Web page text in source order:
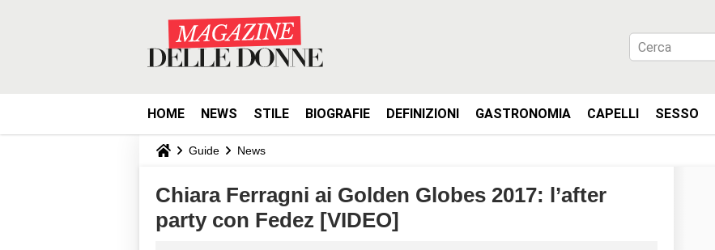
HOME NEWS STILE BIOGRAFIE DEFINIZIONI GASTRONOMIA CAPELLI SESSO
Guide News
Chiara Ferragni ai Golden Globes 2017: l’after
party con Fedez [VIDEO]